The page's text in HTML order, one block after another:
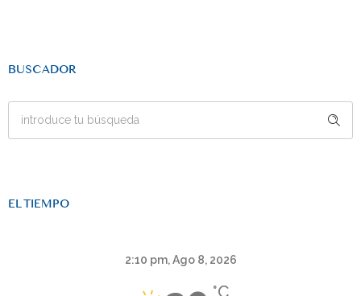
BUSCADOR
EL TIEMPO
2:10 pm,Ago 8, 2026
°C